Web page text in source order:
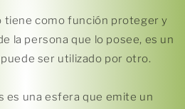
tiene como función proteger y
la persona que lo posee, es un
ser utilizado por otro.
es una esfera que emite un
y paga a meses
de crédito